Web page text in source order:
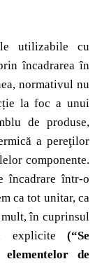
utilizabile cu
încadrarea în
normativul nu
la foc a unui
de produse,
a pereţilor
componente.
încadrare într-o
ca tot unitar, ca
în cuprinsul
explicite (“Se
de